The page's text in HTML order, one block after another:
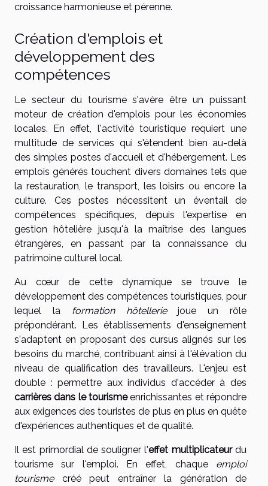
croissance harmonieuse et pérenne.
Création d'emplois et
développement des
compétences
Le secteur du tourisme s'avère être un puissant
moteur de création d'emplois pour les économies
locales. En effet, l'activité touristique requiert une
multitude de services qui s'étendent bien au-delà
des simples postes d'accueil et d'hébergement. Les
emplois générés touchent divers domaines tels que
la restauration, le transport, les loisirs ou encore la
culture. Ces postes nécessitent un éventail de
compétences spécifiques, depuis l'expertise en
gestion hôtelière jusqu'à la maîtrise des langues
étrangères, en passant par la connaissance du
patrimoine culturel local.
Au cœur de cette dynamique se trouve le
développement des compétences touristiques, pour
lequel la
formation hôtelleriejoue un rôle
prépondérant. Les établissements d'enseignement
s'adaptent en proposant des cursus alignés sur les
besoins du marché, contribuant ainsi à l'élévation du
niveau de qualification des travailleurs. L'enjeu est
double : permettre aux individus d'accéder à des
carrières dans le tourismeenrichissantes et répondre
aux exigences des touristes de plus en plus en quête
d'expériences authentiques et de qualité.
Il est primordial de souligner l'effet multiplicateurdu
tourisme sur l'emploi. En effet, chaque emploi
tourismecréé peut entraîner la génération de